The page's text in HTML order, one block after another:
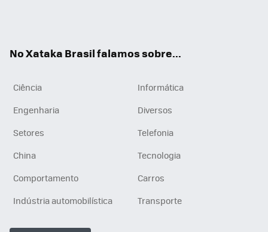
No Xataka Brasil falamos sobre...
Ciência
Informática
Engenharia
Diversos
Setores
Telefonia
China
Tecnologia
Comportamento
Carros
Indústria automobilística
Transporte